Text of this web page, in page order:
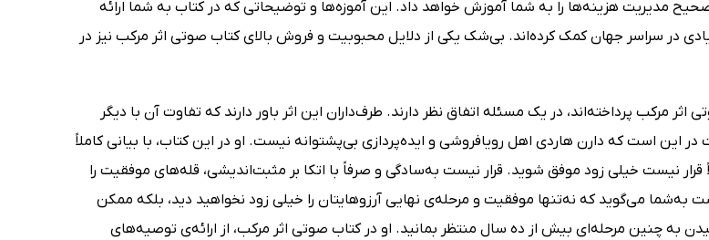
مدیریت هزینه‌ها را به شما آموزش خواهد داد. این آموزه‌ها و توضیحاتی که در کتاب به شما ارائه
در سراسر جهان کمک کرده‌اند. بی‌شک یکی از دلایل محبوبیت و فروش بالای کتاب صوتی اثر مرکب نیز در
مرکب پرداخته‌اند، در یک مسئله اتفاق نظر دارند. طرف‌داران این اثر باور دارند که تفاوت آن با دیگر
این است که دارن هاردی اهل رویافروشی و ایده‌پردازی بی‌پشتوانه نیست. او در این کتاب، با بیانی کاملاً
نیست خیلی زود موفق شوید. قرار نیست به‌سادگی و صرفاً با اتکا بر مثبت‌اندیشی، قله‌های موفقیت را
به‌شما می‌گوید که نه‌تنها موفقیت و مرحله‌ی نهایی آرزوهایتان را خیلی زود نخواهید دید، بلکه ممکن‌
به چنین مرحله‌ای بیش از ده سال منتظر بمانید. او در کتاب صوتی اثر مرکب، از ارائه‌ی توصیه‌های